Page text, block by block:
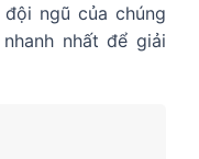
ngũ của chúng
nhất để giải